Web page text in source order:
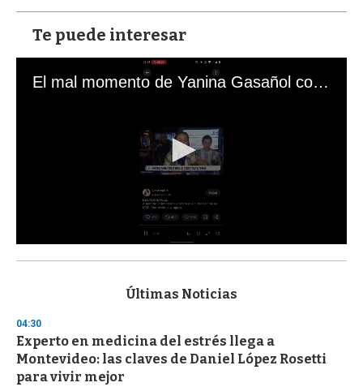
Te puede interesar
El mal momento de Yanina Gasañol con un hincha argentino en "Subrayado"
s
d
s
o
f
3
Últimas Noticias
04:30
Experto en medicina del estrés llega a
Montevideo: las claves de Daniel López Rosetti
para vivir mejor